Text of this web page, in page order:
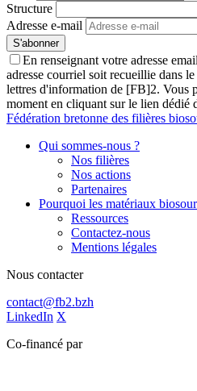
Structure
Adresse e-mail
En renseignant votre adresse
adresse courriel soit recueillie dans
lettres d'information de [FB]2. Vous
moment en cliquant sur le lien dédié
Fédération bretonne des filières
Qui sommes-nous ?
Nos filières
Nos actions
Partenaires
Pourquoi les matériaux
Ressources
Contactez-nous
Mentions légales
Nous contacter
contact@fb2.bzh
LinkedIn X
Co-financé par